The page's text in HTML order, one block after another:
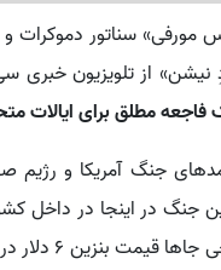
مورفی» سناتور دموکرات
از تلویزیون خبری
مطلق برای ایالات
جنگ آمریکا و رژیم
جنگ در اینجا در داخل
در حال